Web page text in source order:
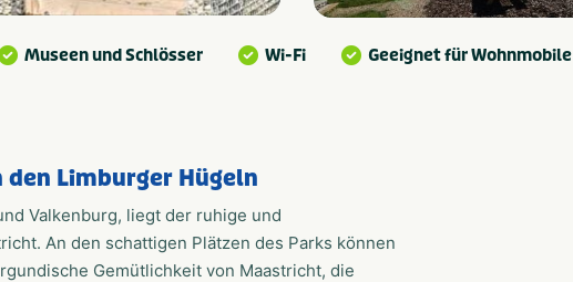
Museen und Schlösser Wi-Fi Geeignet für Wohnmobile
Limburger Hügeln
Valkenburg, liegt der ruhige und
An den schattigen Plätzen des Parks können
Gemütlichkeit von Maastricht, die